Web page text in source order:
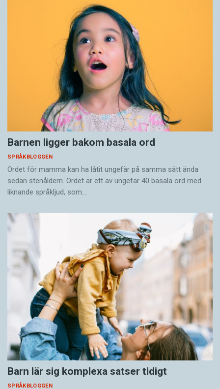
Barnen ligger bakom basala ord
SPRÅKBLOGGEN
Ordet för mamma kan ha låtit ungefär på samma sätt ända
sedan stenåldern. Ordet är ett av ungefär 40 basala ord med
liknande språkljud, som…
Barn lär sig komplexa satser tidigt
SPRÅKBLOGGEN